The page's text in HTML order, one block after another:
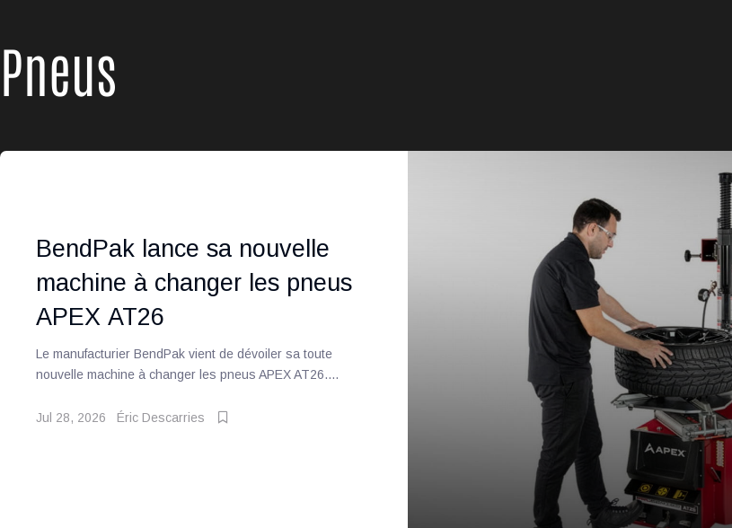
Pneus
BendPak lance sa nouvelle
machine à changer les pneus
APEX AT26
Le manufacturier BendPak vient de dévoiler sa toute
nouvelle machine à changer les pneus APEX AT26....
Jul 28, 2026 Éric Descarries